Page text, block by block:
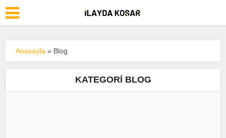
Anasayfa » Blog
KATEGORI BLOG